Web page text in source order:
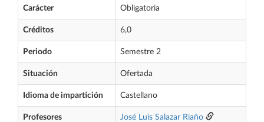
Carácter Obligatoria
Créditos 6,0
Periodo Semestre 2
Situación Ofertada
Idioma de impartición Castellano
Profesores José Luis Salazar Riaño